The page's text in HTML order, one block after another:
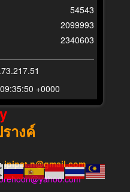
54543
2099993
2340603
+0000
างค์
ipipat.n@gmail.com